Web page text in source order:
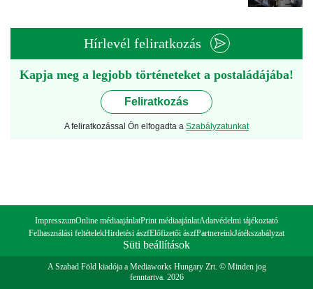
Hírlevél feliratkozás
Kapja meg a legjobb történeteket a postaládájába!
Feliratkozás
A feliratkozással Ön elfogadta a Szabályzatunkat
ImpresszumOnline médiaajánlatPrint médiaajánlatAdatvédelmi tájékoztató
Felhasználási feltételekHirdetési ászfElőfizetői ászfPartnereinkJátékszabályzat
Süti beállítások
A Szabad Föld kiadója a Mediaworks Hungary Zrt. © Minden jog
fenntartva. 2026